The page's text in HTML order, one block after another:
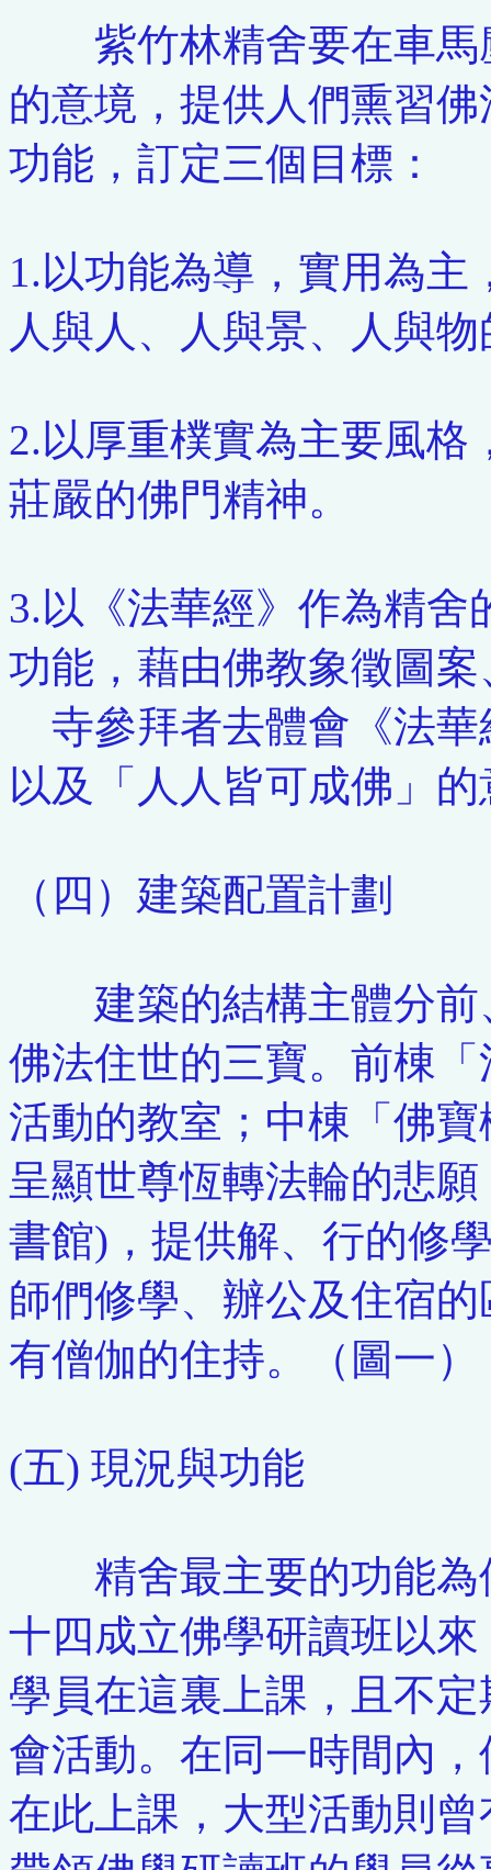
紫竹林精舍要在車馬
的意境，提供人們熏習
功能，訂定三個目標：
1.以功能為導，實用為
人與人、人與景、人與
2.以厚重樸實為主要風
莊嚴的佛門精神。
3.以《法華經》作為精
功能，藉由佛教象徵圖
寺參拜者去體會《法華
以及「人人皆可成佛」
（四）建築配置計劃
建築的結構主體分前
佛法住世的三寶。前棟
活動的教室；中棟「佛
呈顯世尊恆轉法輪的悲
書館)，提供解、行的修
師們修學、辦公及住宿
有僧伽的住持。（圖一）
(五) 現況與功能
精舍最主要的功能為
十四成立佛學研讀班以
學員在這裏上課，且不
會活動。在同一時間內
在此上課，大型活動則